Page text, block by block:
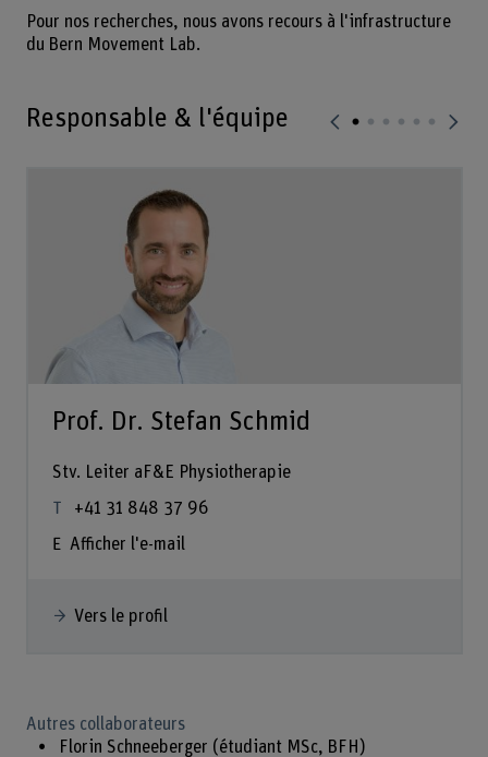
Pour nos recherches, nous avons recours à l'infrastructure
du Bern Movement Lab.
Responsable & l'équipe
Prof. Dr. Stefan Schmid
Stv. Leiter aF&E Physiotherapie
+41 31 848 37 96
Afficher l'e-mail
Vers le profil
Autres collaborateurs
Florin Schneeberger (étudiant MSc, BFH)